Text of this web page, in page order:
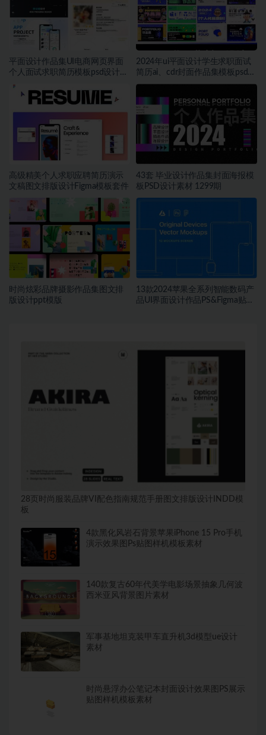
平面设计作品集UI电商网页界面
个人面试求职简历模板psd设计素
2024年ui平面设计学生求职面试
简历ai、cdr封面作品集模板psd素
材 1306期
高级精美个人求职应聘简历演示
文稿图文排版设计Figma模板套件
43套 毕业设计作品集封面海报模
板PSD设计素材 1299期
时尚炫彩品牌摄影作品集图文排
版设计ppt模版
13款2024苹果全系列智能数码产
品UI界面设计作品PS&Figma贴图
28页时尚服装品牌VI配色指南规范手册图文排版设计INDD模
板
4款黑化风岩石背景苹果iPhone 15 Pro手机
演示效果图Ps贴图样机模板素材
140款复古60年代美学电影场景抽象几何波
西米亚风背景图片素材
军事基地坦克装甲车直升机3d模型ue设计
素材
时尚悬浮办公笔记本封面设计效果图PS展示
贴图样机模板素材